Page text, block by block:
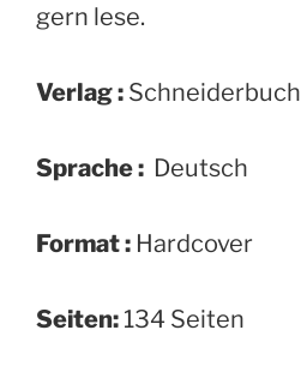
gern lese.
Verlag :
Sprache : ‎ Deutsch
Format : ‎Hardcover
Seiten: 134 Seiten